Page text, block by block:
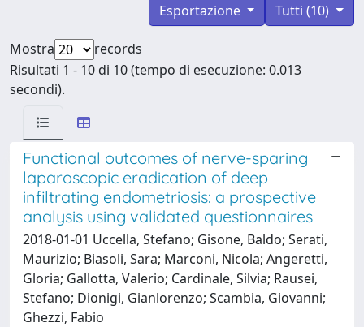
Tutti (10)
Esportazione
Mostra
records
Risultati 1 - 10 di 10 (tempo di esecuzione: 0.013
secondi).
Functional outcomes of nerve-sparing
laparoscopic eradication of deep
infiltrating endometriosis: a prospective
analysis using validated questionnaires
2018-01-01 Uccella, Stefano; Gisone, Baldo; Serati,
Maurizio; Biasoli, Sara; Marconi, Nicola; Angeretti,
Gloria; Gallotta, Valerio; Cardinale, Silvia; Rausei,
Stefano; Dionigi, Gianlorenzo; Scambia, Giovanni;
Ghezzi, Fabio